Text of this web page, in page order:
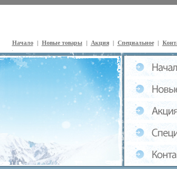
Начало| Новые товары| Акция| Специальное|